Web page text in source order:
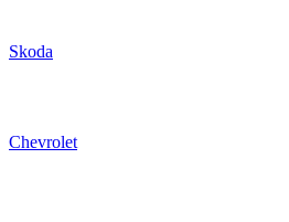
Skoda
Chevrolet